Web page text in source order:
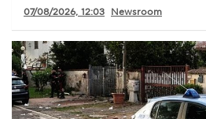
07/08/2026, 12:03 Newsroom